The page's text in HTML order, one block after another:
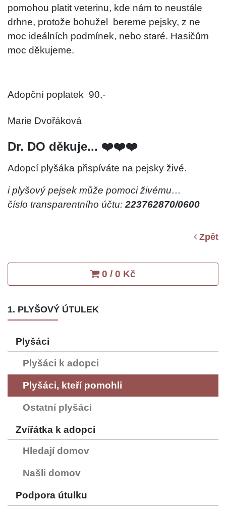
pomohou platit veterinu, kde nám to neustále
drhne, protože bohužel
bereme pejsky, z ne
moc ideálních podmínek, nebo staré. Hasičům
moc děkujeme.
Adopční poplatek 90,-
Marie Dvořáková
Dr. DO děkuje... ❤️❤️❤️
Adopcí plyšáka přispíváte na pejsky živé.
i plyšový pejsek může pomoci živému…
číslo transparentního účtu: 223762870/0600
Zpět
0 / 0 Kč
1. PLYŠOVÝ ÚTULEK
Plyšáci
Plyšáci k adopci
Plyšáci, kteří pomohli
Ostatní plyšáci
Zvířátka k adopci
Hledají domov
Našli domov
Podpora útulku